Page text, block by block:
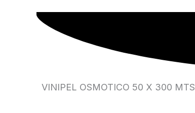
VINIPEL OSMOTICO 50 X 300 MTS